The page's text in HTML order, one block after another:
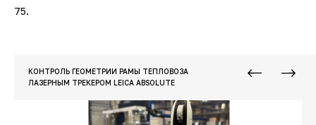
75.
КОНТРОЛЬ ГЕОМЕТРИИ РАМЫ ТЕПЛОВОЗА
ЛАЗЕРНЫМ ТРЕКЕРОМ LEICA ABSOLUTE